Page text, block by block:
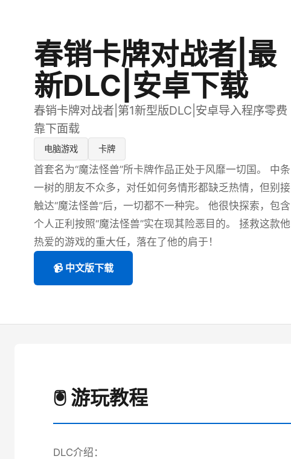
春销卡牌对战者|最
新DLC|安卓下载
春销卡牌对战者|第1新型版DLC|安卓导入程序零费
靠下面载
电脑游戏 卡牌
首套名为“魔法怪兽”所卡牌作品正处于风靡一切国。 中条
一树的朋友不众多，对任如何务情形都缺乏热情，但别接
触达“魔法怪兽”后，一切都不一种完。 他很快探索，包含
个人正利按照“魔法怪兽”实在现其险恶目的。 拯救这款他
热爱的游戏的重大任，落在了他的肩于！
📹 中文版下载
🖲️ 游玩教程
DLC介绍：